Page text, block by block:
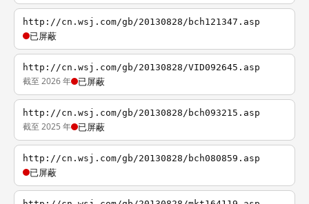
http://cn.wsj.com/gb/20130828/bch121347.asp
已屏蔽
http://cn.wsj.com/gb/20130828/VID092645.asp
截至 2026 年 已屏蔽
http://cn.wsj.com/gb/20130828/bch093215.asp
截至 2025 年 已屏蔽
http://cn.wsj.com/gb/20130828/bch080859.asp
已屏蔽